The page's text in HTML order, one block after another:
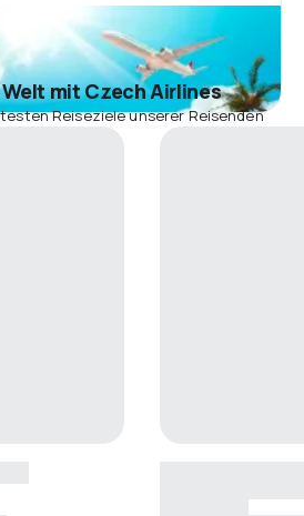
mit Czech Airlines
Reiseziele unserer Reisenden